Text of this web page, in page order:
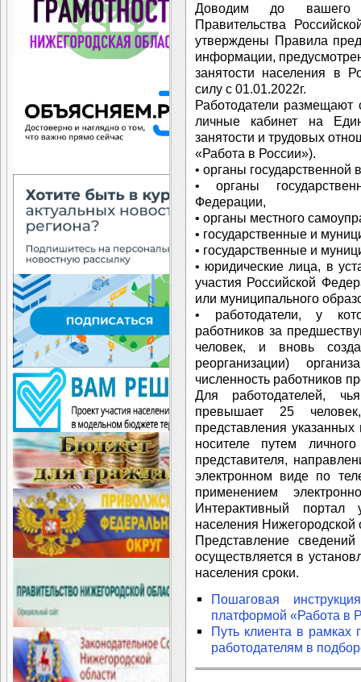
Доводим до вашего
Правительства
утверждены Правила
информации,
занятости населения в
силу с 01.01.2022г.
Работодатели
личные кабинет на
занятости и трудовых
«Работа в России»).
• органы государственной
• органы
Федерации,
• органы местного
• государственные и
• государственные и
• юридические лица, в
участия Российской
или муниципального
• работодатели, у
работников за
человек, и вновь
реорганизации)
численность работников
Для работодателей,
превышает 25
представления
носителе путем
представителя,
электронном виде по
применением
Интерактивный
населения Нижегородской
Представление
осуществляется в
населения сроки.
Пошаговая
платформой «Работа в
Путь клиента в рамках
работодателям в